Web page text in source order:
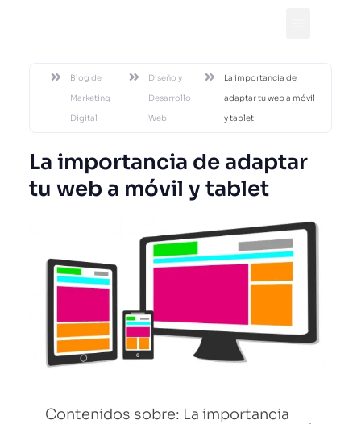
Blog de
Marketing
Digital
Diseño y
Desarrollo
Web
La importancia de
adaptar tu web a móvil
y tablet
La importancia de adaptar
tu web a móvil y tablet
Contenidos sobre: La importancia